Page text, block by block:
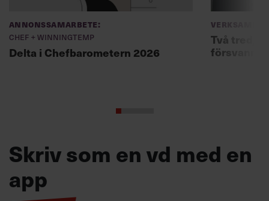
Annonssamarbete:
Chef + Winningtemp
Delta i Chefbarometern 2026
Två
försvann
Skriv som en vd med en
app